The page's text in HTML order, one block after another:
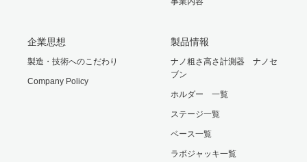
企業思想
製造・技術へのこだわり
Company Policy
製品情報
ナノ粗さ高さ計測器 ナノセ
ブン
ホルダー 一覧
ステージ一覧
ベース一覧
ラボジャッキ一覧